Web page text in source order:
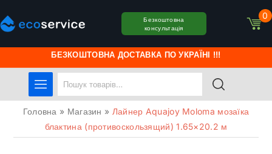
БЕЗКОШТОВНА ДОСТАВКА ПО УКРАЇНІ !!!
Безкоштовна
консультація
0
Головна » Магазин » Лайнер Aquajoy Moloma мозаїка
блактина (противоскользящий) 1.65×20.2 м